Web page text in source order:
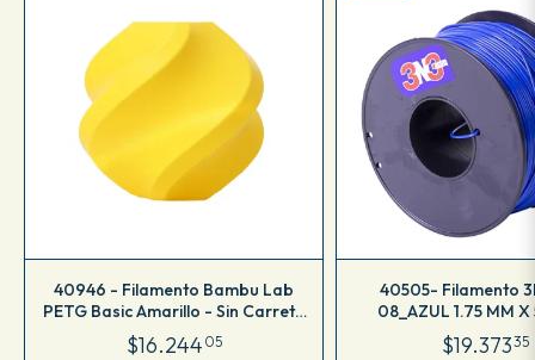
40946 - Filamento Bambu Lab
PETG Basic Amarillo - Sin Carrete
1kg
$16.244 05
40505- Filamento
08_AZUL 1.75 MM
$19.37335